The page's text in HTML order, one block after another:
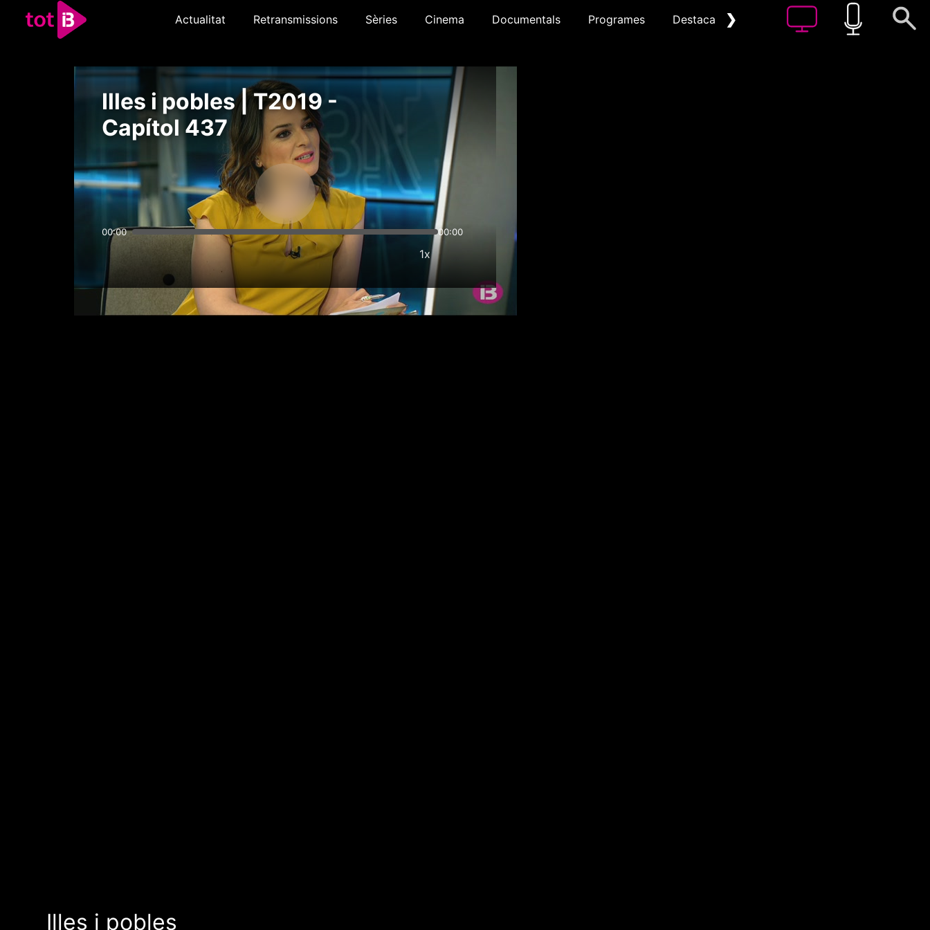
Actualitat Retransmissions Sèries Cinema Documentals Programes Destacat ❯
Illes i pobles | T2019 -
Capítol 437
00:00 00:00
1x
Illes i pobles